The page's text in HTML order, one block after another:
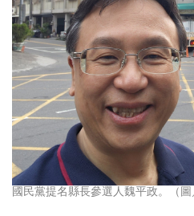
國民黨提名縣長參選人魏平政。（圖